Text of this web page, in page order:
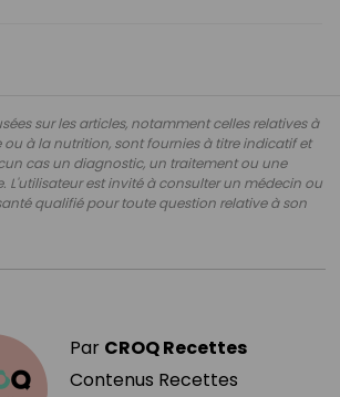
sur les articles, notamment celles relatives à
à la nutrition, sont fournies à titre indicatif et
cas un diagnostic, un traitement ou une
L'utilisateur est invité à consulter un médecin ou
qualifié pour toute question relative à son
Par CROQ Recettes
Contenus Recettes